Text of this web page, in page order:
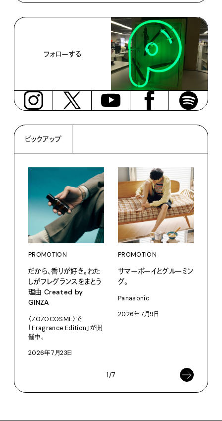
フォローする
ピックアップ
PROMOTION
だから、香りが好き。わた
しがフレグランスをまとう
理由 Created by
GINZA
〈ZOZOCOSME〉で
「Fragrance Edition」が開
催中。
2026年7月23日
PROMOTION
サマーボーイとグルーミン
グ。
Panasonic
2026年7月9日
1/7